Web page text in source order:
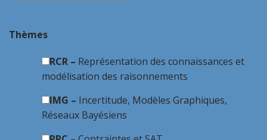
Thèmes
RCR – Représentation des connaissances et
modélisation des raisonnements
IMG – Incertitude, Modèles Graphiques,
Réseaux Bayésiens